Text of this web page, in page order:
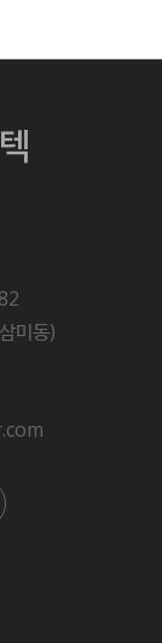
미동)